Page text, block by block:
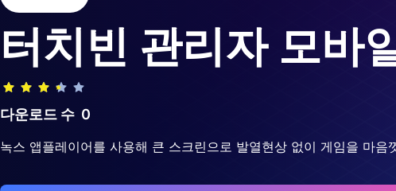
터치빈 관리자 모바
다운로드 수 0
녹스 앱플레이어를 사용해 큰 스크린으로 발열현상 없이 게임을 마음